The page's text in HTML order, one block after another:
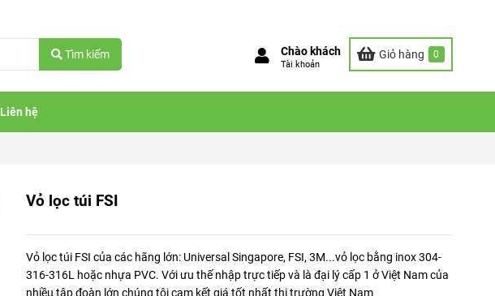
Tìm kiếm Chào khách
Tài khoản
Giỏ hàng 0
Liên hệ
Vỏ lọc túi FSI
Vỏ lọc túi FSI của các hãng lớn: Universal Singapore, FSI, 3M...vỏ lọc bằng inox 304-
316-316L hoặc nhựa PVC. Với ưu thế nhập trực tiếp và là đại lý cấp 1 ở Việt Nam của
nhiều tập đoàn lớn chúng tôi cam kết giá tốt nhất thị trường Việt Nam